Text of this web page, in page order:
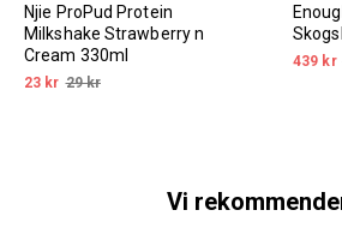
Njie ProPud Protein
Milkshake Strawberry n
Cream 330ml
23 kr 29 kr
439 kr
Vi